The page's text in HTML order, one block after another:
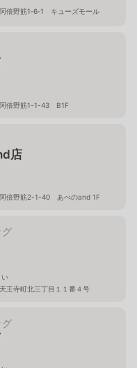
倍野筋1‐6‐1 キューズモール
阿倍野筋1-1-43 B1F
店
阿倍野筋2-1-40 あべのand 1F
グ
い
王寺町北三丁目１１番４号
グ